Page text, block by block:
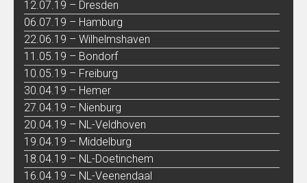
12.07.19 – Dresden
06.07.19 – Hamburg
22.06.19 – Wilhelmshaven
11.05.19 – Bondorf
10.05.19 – Freiburg
30.04.19 – Hemer
27.04.19 – Nienburg
20.04.19 – NL-Veldhoven
19.04.19 – Middelburg
18.04.19 – NL-Doetinchem
16.04.19 – NL-Veenendaal